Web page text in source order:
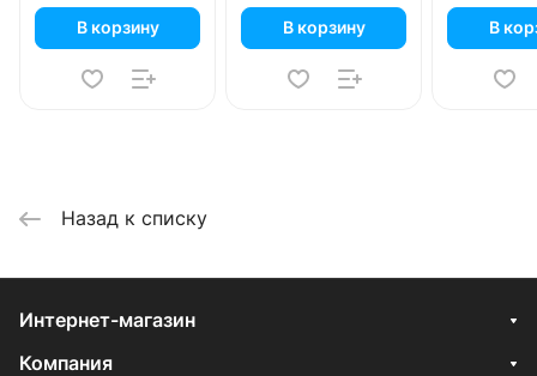
В корзину В корзину В
Назад к списку
Интернет-магазин
Компания